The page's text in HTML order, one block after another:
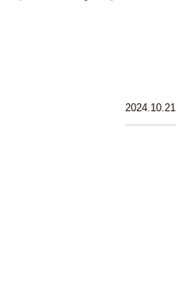
2024.10.21